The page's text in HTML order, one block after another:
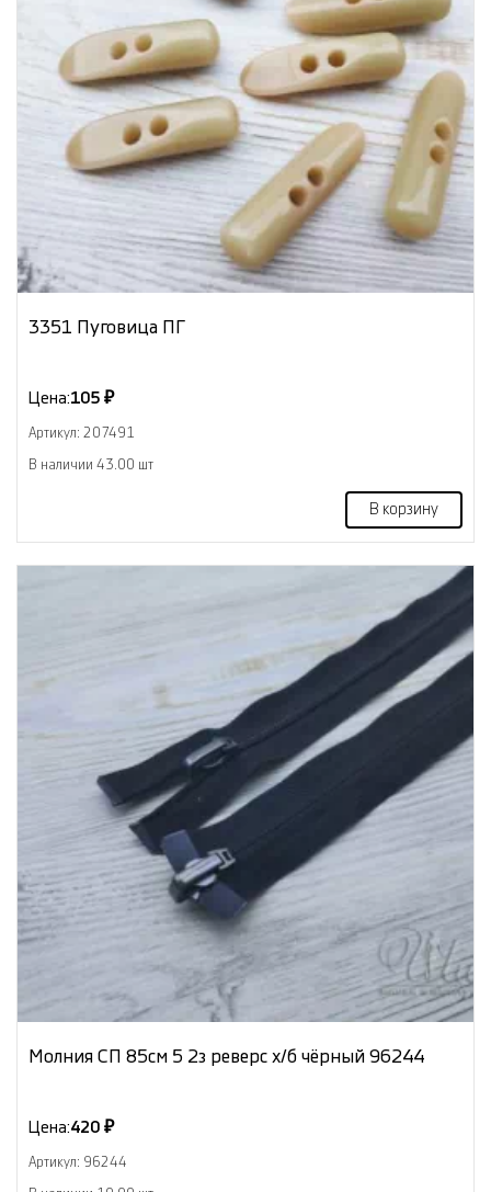
3351 Пуговица ПГ
Цена:105 ₽
Артикул: 207491
В наличии 43.00 шт
В корзину
Молния СП 85см 5 2з реверс х/б чёрный 96244
Цена:420 ₽
Артикул: 96244